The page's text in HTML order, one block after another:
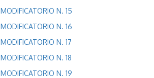
N. 15
N. 16
N. 17
N. 18
N. 19